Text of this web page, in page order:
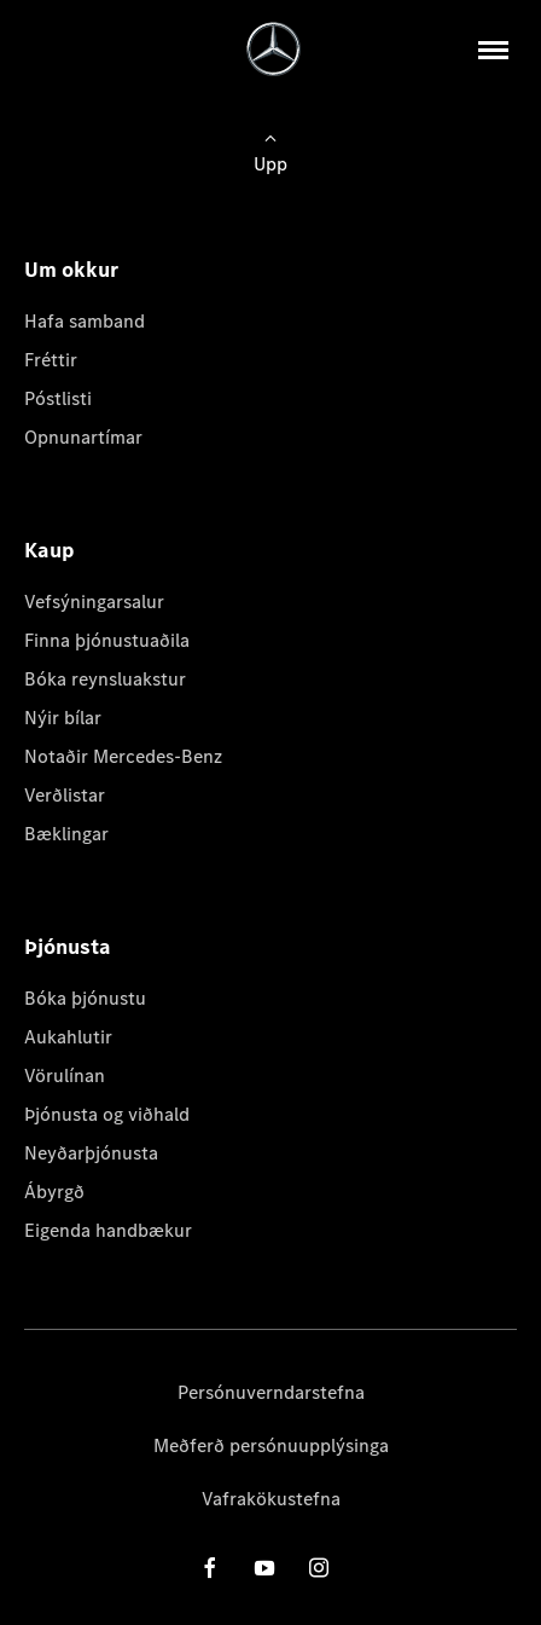
Upp
Um okkur
Hafa samband
Fréttir
Póstlisti
Opnunartímar
Kaup
Vefsýningarsalur
Finna þjónustuaðila
Bóka reynsluakstur
Nýir bílar
Notaðir Mercedes-Benz
Verðlistar
Bæklingar
Þjónusta
Bóka þjónustu
Aukahlutir
Vörulínan
Þjónusta og viðhald
Neyðarþjónusta
Ábyrgð
Eigenda handbækur
Persónuverndarstefna
Meðferð persónuupplýsinga
Vafrakökustefna